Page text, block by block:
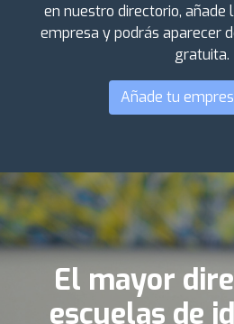
en nuestro directorio, añade
empresa y podrás aparecer
gratuita.
Añade tu
El mayor
escuelas de